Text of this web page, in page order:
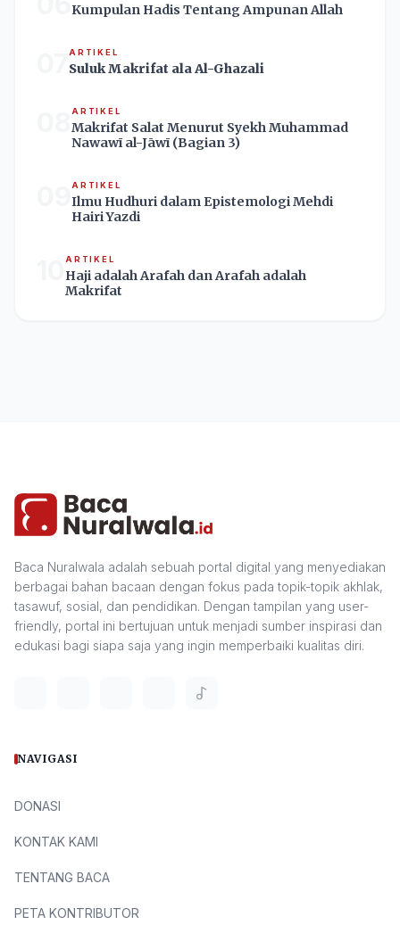
Kumpulan Hadis Tentang Ampunan Allah
ARTIKEL
Suluk Makrifat ala Al-Ghazali
ARTIKEL
Makrifat Salat Menurut Syekh Muhammad
Nawawī al-Jāwī (Bagian 3)
ARTIKEL
Ilmu Hudhuri dalam Epistemologi Mehdi
Hairi Yazdi
ARTIKEL
Haji adalah Arafah dan Arafah adalah
Makrifat
Baca Nuralwala adalah sebuah portal digital yang menyediakan
berbagai bahan bacaan dengan fokus pada topik-topik akhlak,
tasawuf, sosial, dan pendidikan. Dengan tampilan yang user-
friendly, portal ini bertujuan untuk menjadi sumber inspirasi dan
edukasi bagi siapa saja yang ingin memperbaiki kualitas diri.
NAVIGASI
DONASI
KONTAK KAMI
TENTANG BACA
PETA KONTRIBUTOR